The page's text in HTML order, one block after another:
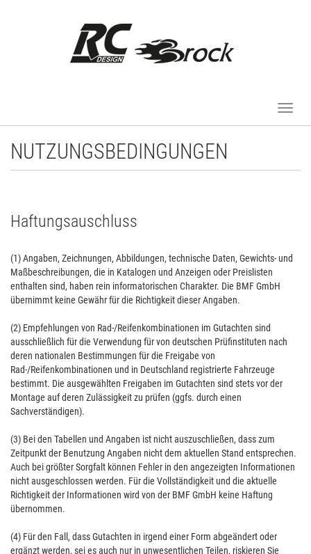
Toggle
NUTZUNGSBEDINGUNGEN
Haftungsauschluss
(1) Angaben, Zeichnungen, Abbildungen, technische Daten, Gewichts- und
Maßbeschreibungen, die in Katalogen und Anzeigen oder Preislisten
enthalten sind, haben rein informatorischen Charakter. Die BMF GmbH
übernimmt keine Gewähr für die Richtigkeit dieser Angaben.
(2) Empfehlungen von Rad-/Reifenkombinationen im Gutachten sind
ausschließlich für die Verwendung für von deutschen Prüfinstituten nach
deren nationalen Bestimmungen für die Freigabe von
Rad-/Reifenkombinationen und in Deutschland registrierte Fahrzeuge
bestimmt. Die ausgewählten Freigaben im Gutachten sind stets vor der
Montage auf deren Zulässigkeit zu prüfen (ggfs. durch einen
Sachverständigen).
(3) Bei den Tabellen und Angaben ist nicht auszuschließen, dass zum
Zeitpunkt der Benutzung Angaben nicht dem aktuellen Stand entsprechen.
Auch bei größter Sorgfalt können Fehler in den angezeigten Informationen
nicht ausgeschlossen werden. Für die Vollständigkeit und die aktuelle
Richtigkeit der Informationen wird von der BMF GmbH keine Haftung
übernommen.
(4) Für den Fall, dass Gutachten in irgend einer Form abgeändert oder
ergänzt werden, sei es auch nur in unwesentlichen Teilen, riskieren Sie